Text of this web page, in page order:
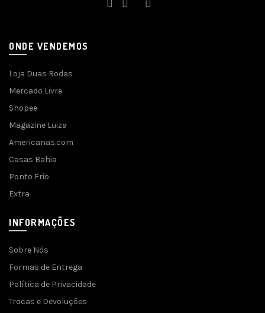
ONDE VENDEMOS
Loja Duas Rodas
Mercado Livre
Shopee
Magazine Luiza
Americanas.com
Casas Bahia
Ponto Frio
Extra
INFORMAÇÕES
Sobre Nós
Formas de Entrega
Política de Privacidade
Trocas e Devoluções